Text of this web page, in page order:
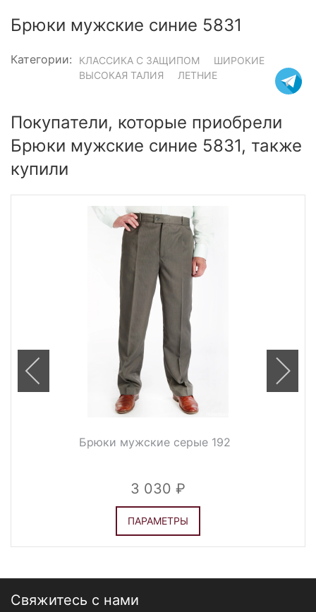
Брюки мужские синие 5831
Категории: КЛАССИКА С ЗАЩИПОМ
ШИРОКИЕ
ВЫСОКАЯ ТАЛИЯ
ЛЕТНИЕ
Покупатели, которые приобрели
Брюки мужские синие 5831, также
купили
Брюки мужские серые 192
3 030
ПАРАМЕТРЫ
Свяжитесь с нами